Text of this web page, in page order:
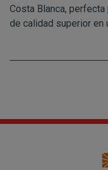
Costa Blanca,
de calidad superior en